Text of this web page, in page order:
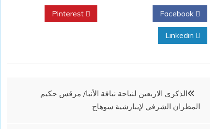
تصفّح
المقالات
الذكرى الاربعين لنياحة نيافة الأنبا/ مرقس حكيم
المطران الشرفي لإيبارشية سوهاج